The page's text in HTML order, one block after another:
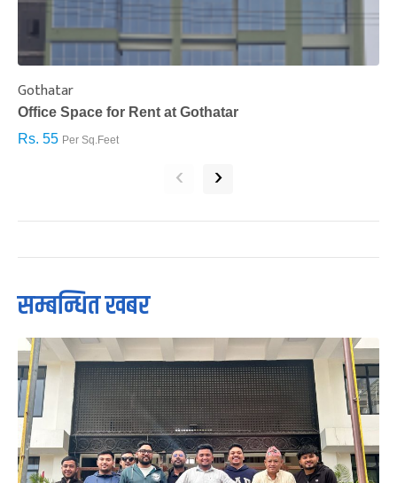
Gothatar
Office Space for Rent at Gothatar
Rs. 55 Per Sq.Feet
‹ ›
सम्बन्धित खबर